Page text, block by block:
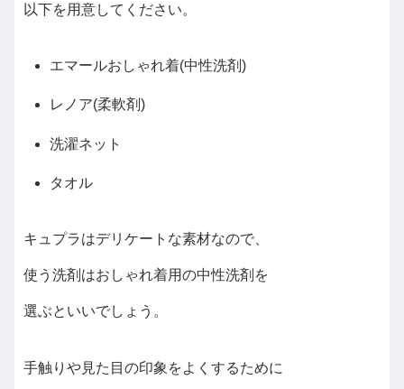
以下を用意してください。
エマールおしゃれ着(中性洗剤)
レノア(柔軟剤)
洗濯ネット
タオル
キュプラはデリケートな素材なので、
使う洗剤はおしゃれ着用の中性洗剤を
選ぶといいでしょう。
手触りや見た目の印象をよくするために